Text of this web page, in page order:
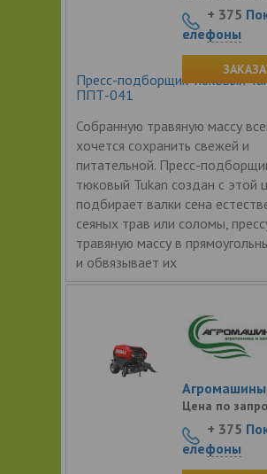
Пресс-подборщик тюковый
ППТ-041
Собранную травяную массу
хочется сохранить свежей и
питательной. Пресс-
тюковый Tukan создан с этой
подбирает валки сена
сеяных трав или соломы,
травяную массу в
и обвязывает их
+ 375
елефоны
Цена по
+ 375
елефоны